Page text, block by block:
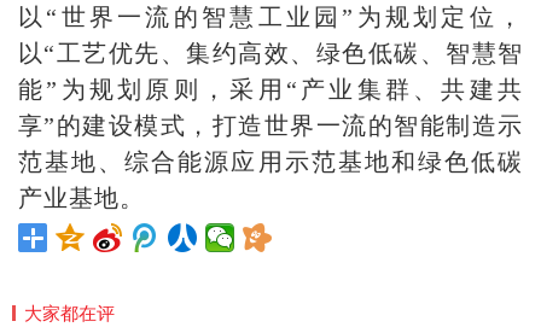
以“世界一流的智慧工业园”为规划定位，
以“工艺优先、集约高效、绿色低碳、智慧智
能”为规划原则，采用“产业集群、共建共
享”的建设模式，打造世界一流的智能制造示
范基地、综合能源应用示范基地和绿色低碳
产业基地。
大家都在评